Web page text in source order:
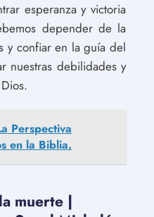
esperanza y victoria
depender de la
y confiar en la guía del
nuestras debilidades y
Perspectiva
en la Biblia.
muerte |